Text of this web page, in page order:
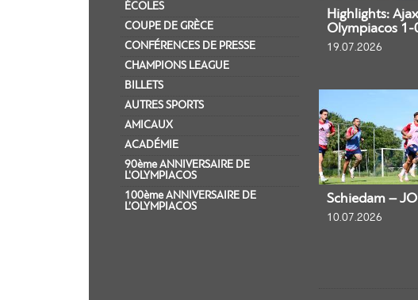
ÉCOLES
COUPE DE GRÈCE
CONFÉRENCES DE PRESSE
CHAMPIONS LEAGUE
BILLETS
AUTRES SPORTS
AMICAUX
ACADÉMIE
90ème ANNIVERSAIRE DE
L'OLYMPIACOS
100ème ANNIVERSAIRE DE
L’OLYMPIACOS
Highlights:
Olympiacos 1-
19.07.2026
Schiedam –
10.07.2026